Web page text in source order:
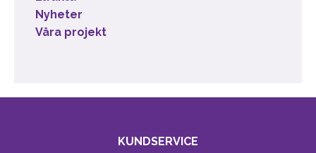
Nyheter
Våra projekt
KUNDSERVICE